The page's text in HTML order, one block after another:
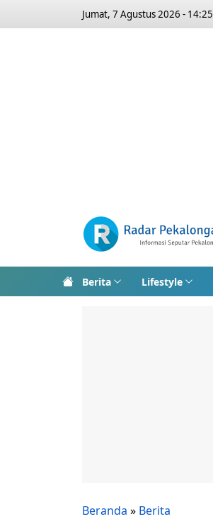
Jumat, 7 Agustus 2026 - 14:25
Berita Lifestyle
Beranda » Berita